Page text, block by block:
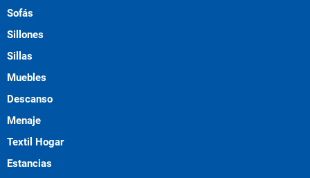
Sofás
Sillones
Sillas
Muebles
Descanso
Menaje
Textil Hogar
Estancias